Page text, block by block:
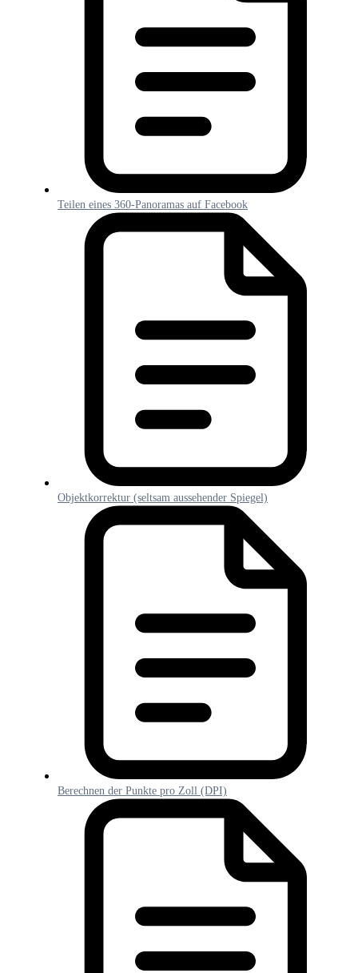
Teilen eines 360-Panoramas auf Facebook
Objektkorrektur (seltsam aussehender Spiegel)
Berechnen der Punkte pro Zoll (DPI)